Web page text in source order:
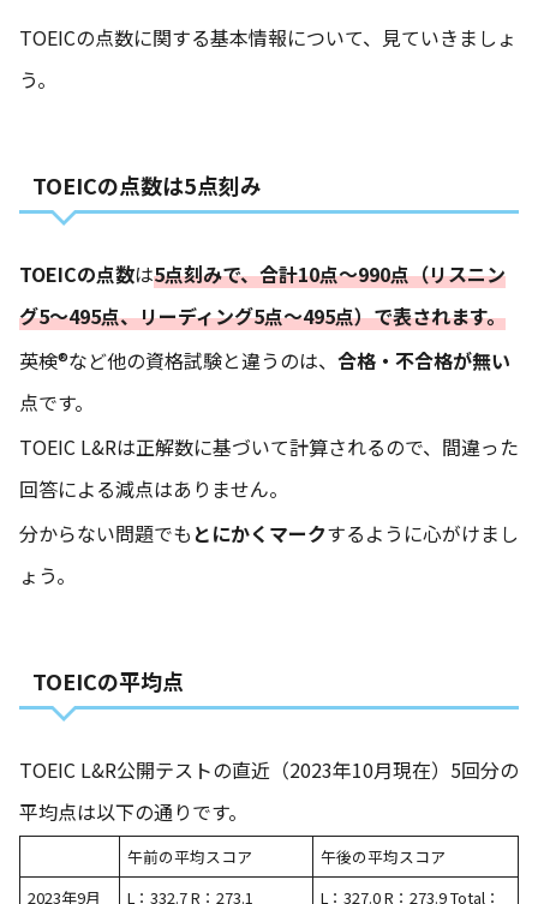
TOEICの点数に関する基本情報について、見ていきましょ
う。
TOEICの点数は5点刻み
TOEICの点数は5点刻みで、合計10点～990点（リスニン
グ5～495点、リーディング5点～495点）で表されます。
英検®など他の資格試験と違うのは、 合格・不合格が無い
点です。
TOEIC L&Rは正解数に基づいて計算されるので、間違った
回答による減点はありません。
分からない問題でも とにかくマークするように心がけまし
ょう。
TOEICの平均点
TOEIC L&R公開テストの直近（2023年10月現在）5回分の
平均点は以下の通りです。
午前の平均スコア
午後の平均スコア
2023年9月
L：332.7 R：273.1 L：327.0 R：273.9 Total：